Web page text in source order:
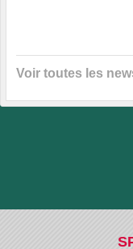
Voir toutes les